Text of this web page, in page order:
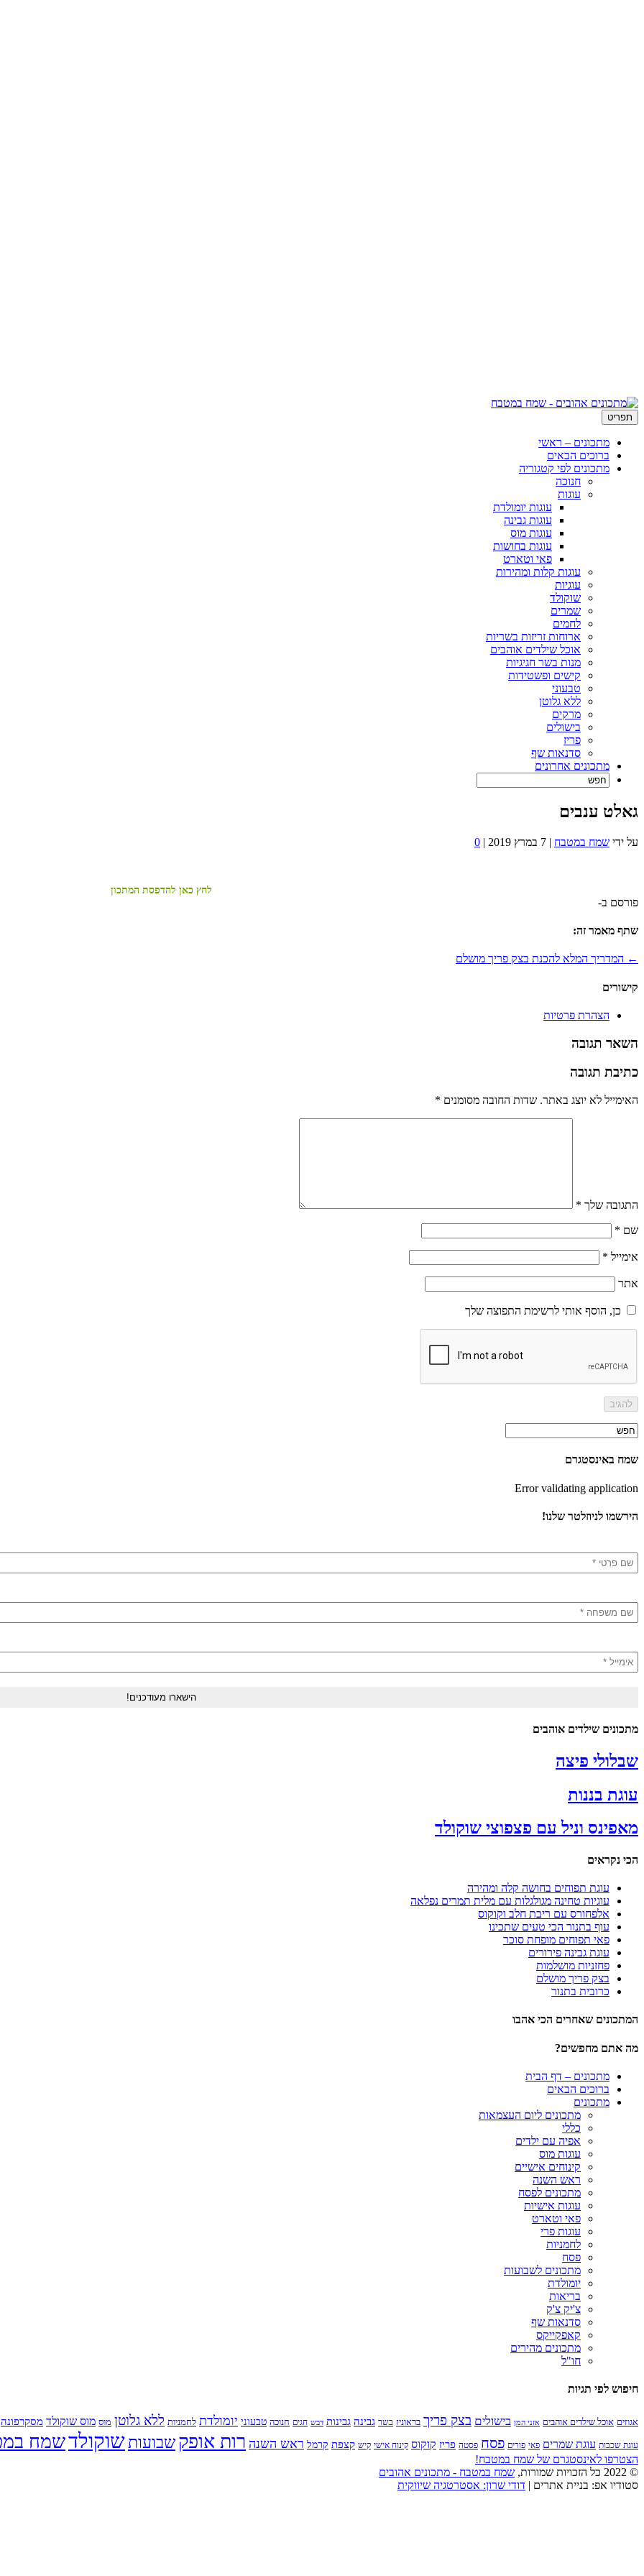
תפריט
מתכונים – ראשי
ברוכים הבאים
מתכונים לפי קטגוריה
חנוכה
עוגות
עוגות יומולדת
עוגות גבינה
עוגות מוס
עוגות בחושות
פאי וטארט
עוגות קלות ומהירות
עוגיות
שוקולד
שמרים
לחמים
ארוחות זריזות בשריות
אוכל שילדים אוהבים
מנות בשר חגיגיות
קישים ופשטידות
טבעוני
ללא גלוטן
מרקים
בישולים
פריז
סדנאות שף
מתכונים אחרונים
גאלט ענבים
על ידי שמח במטבח | 7 במרץ 2019 |
0
לחץ כאן להדפסת המתכון
פורסם ב-
שתף מאמר זה:
← המדריך המלא להכנת בצק פריך מושלם
קישורים
הצהרת פרטיות
השאר תגובה
כתיבת תגובה
האימייל לא יוצג באתר. שדות החובה מסומנים *
התגובה שלך *
שם *
אימייל *
אתר
כן, הוסף אותי לרשימת התפוצה שלך
שמח באינסטגרם
Error validating application
הירשמו לניוזלטר שלנו!
מתכונים שילדים אוהבים
שבלולי פיצה
עוגת בננות
מאפינס וניל עם פצפוצי שוקולד
הכי נקראים
עוגת תפוחים בחושה קלה ומהירה
עוגיות טחינה מגולגלות עם מלית תמרים נפלאה
אלפחורס עם ריבת חלב וקוקוס
עוף בתנור הכי טעים שתכינו
פאי תפוחים מופחת סוכר
עוגת גבינה פירורים
פחזניות מושלמות
בצק פריך מושלם
כרובית בתנור
המתכונים שאחרים הכי אהבו
מה אתם מחפשים?
מתכונים – דף הבית
ברוכים הבאים
מתכונים
מתכונים ליום העצמאות
כללי
אפיה עם ילדים
עוגות מוס
קינוחים אישיים
ראש השנה
מתכונים לפסח
עוגות אישיות
פאי וטארט
עוגות פרי
לחמניות
פסח
מתכונים לשבועות
יומולדת
בריאות
צ'יק צ'ק
סדנאות שף
קאפקייקס
מתכונים מהירים
חו"ל
חיפוש לפי תגיות
אגוזים אוכל שילדים אוהבים אזני המן בישולים בצק פריך בראוניז בשר גבינה גבינות דבש חגים חנוכה טבעוני יומולדת לחמניות ללא גלוטן מוס מוס שוקולד מסקרפונה
עוגת שכבות עוגת שמרים פאי פורים פסח פסטה פריז קוקוס קינוח אישי קיש קצפת קרמל ראש השנה רות אופק שבועותשוקולדשמח
הצטרפו לאינסטגרם של שמח במטבח!
© 2022 כל הזכויות שמורות,
שמח במטבח - מתכונים אהובים
סטודיו אפ: בניית אתרים | דודי שרון: אסטרטגיה שיווקית